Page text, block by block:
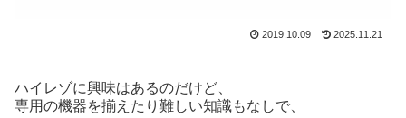
2019.10.09 2025.11.21
ハイレゾに興味はあるのだけど、
専用の機器を揃えたり難しい知識もなしで、